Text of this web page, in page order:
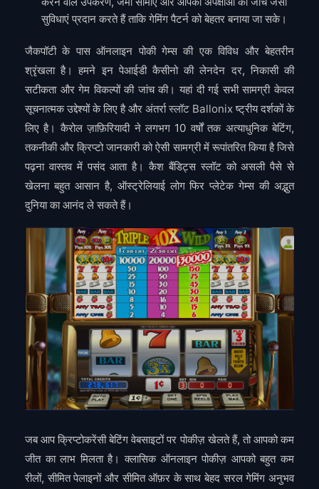
सुविधाएं प्रदान करते हैं ताकि गेमिंग पैटर्न को बेहतर बनाया जा सके।
जैकपॉटी के पास ऑनलाइन पोकी गेम्स की एक विविध और बेहतरीन
श्रृंखला है। हमने इन पेआईडी कैसीनो की लेनदेन दर, निकासी की
सटीकता और गेम विकल्पों की जांच की। यहां दी गई सभी सामग्री केवल
सूचनात्मक उद्देश्यों के लिए है और अंतर्रास्लॉट Ballonix ष्ट्रीय दर्शकों के
लिए है। कैरोल ज़ाफ़िरियादी ने लगभग 10 वर्षों तक अत्याधुनिक बेटिंग,
तकनीकी और क्रिप्टो जानकारी को ऐसी सामग्री में रूपांतरित किया है जिसे
पढ़ना वास्तव में पसंद आता है। कैश बैंडिट्स स्लॉट को असली पैसे से
खेलना बहुत आसान है, ऑस्ट्रेलियाई लोग फिर प्लेटेक गेम्स की अद्भुत
दुनिया का आनंद ले सकते हैं।
जब आप क्रिप्टोकरेंसी बेटिंग वेबसाइटों पर पोकीज़ खेलते हैं, तो आपको कम
जीत का लाभ मिलता है। क्लासिक ऑनलाइन पोकीज़ आपको बहुत कम
रीलों, सीमित पेलाइनों और सीमित ऑफ़र के साथ बेहद सरल गेमिंग अनुभव